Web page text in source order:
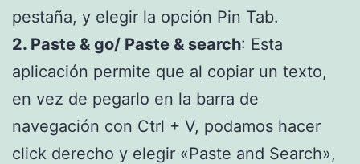
pestaña, y elegir la opción Pin Tab.
2. Paste & go/ Paste & search: Esta
aplicación permite que al copiar un texto,
en vez de pegarlo en la barra de
navegación con Ctrl + V, podamos hacer
click derecho y elegir «Paste and Search»,